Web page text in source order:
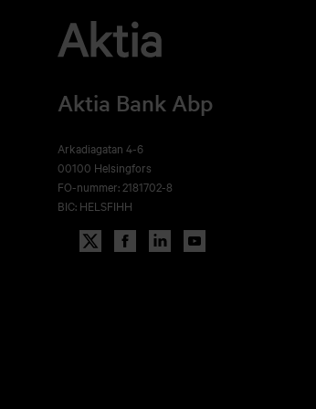
Aktia Bank Abp
Arkadiagatan 4-6
00100 Helsingfors
FO-nummer: 2181702-8
BIC: HELSFIHH